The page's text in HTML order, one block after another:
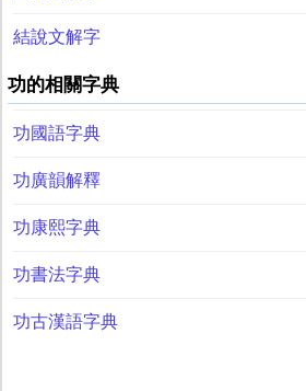
結說文解字
功的相關字典
功國語字典
功廣韻解釋
功康熙字典
功書法字典
功古漢語字典